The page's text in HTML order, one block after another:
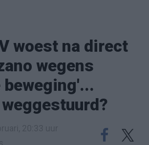
woest na direct
wegens
beweging'...